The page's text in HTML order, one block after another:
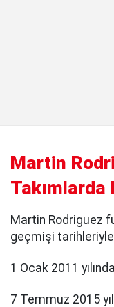
Martin
Takımlarda
Martin Rodriguez
geçmişi
1 Ocak 2011
7 Temmuz 2015